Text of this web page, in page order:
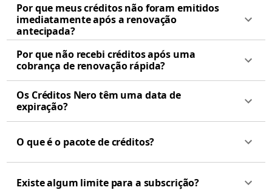
Por que meus créditos não foram emitidos
imediatamente após a renovação
antecipada?
Por que não recebi créditos após uma
cobrança de renovação rápida?
Os Créditos Nero têm uma data de
expiração?
O que é o pacote de créditos?
Existe algum limite para a subscrição?